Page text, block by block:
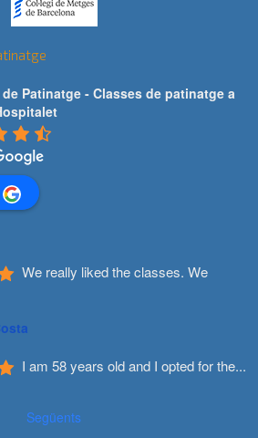
Patinatge - Classes de patinatge a
We really liked the classes. We
I am 58 years old and I opted for the...
Següents